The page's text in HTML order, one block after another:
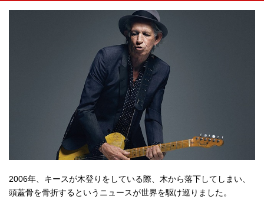
2006年、キースが木登りをしている際、木から落下してしまい、
頭蓋骨を骨折するというニュースが世界を駆け巡りました。